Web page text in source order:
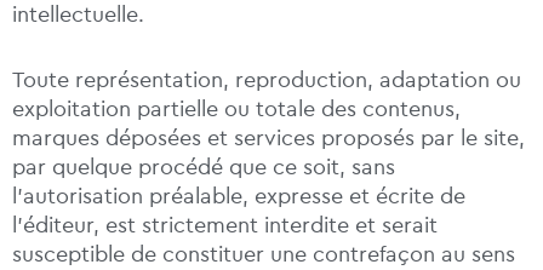
intellectuelle.
Toute représentation, reproduction, adaptation ou
exploitation partielle ou totale des contenus,
marques déposées et services proposés par le site,
par quelque procédé que ce soit, sans
l’autorisation préalable, expresse et écrite de
l’éditeur, est strictement interdite et serait
susceptible de constituer une contrefaçon au sens